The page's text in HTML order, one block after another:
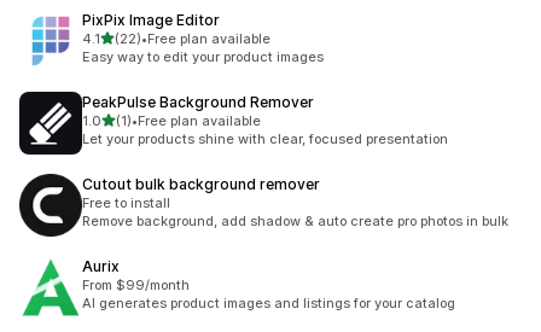
PixPix Image Editor
4.1เต็ม 5 ดาว
(22)
ทั้งหมด 22 รีวิว
•Free plan available
Easy way to edit your product images
PeakPulse Background Remover
1.0เต็ม 5 ดาว
(1)
ทั้งหมด 1 รีวิว
•Free plan available
Let your products shine with clear, focused presentation
Cutout bulk background remover
Free to install
Remove background, add shadow & auto create pro photos in bulk
Aurix
From $99/month
AI generates product images and listings for your catalog